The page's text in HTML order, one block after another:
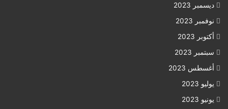
ديسمبر 2023
نوفمبر 2023
أكتوبر 2023
سبتمبر 2023
أغسطس 2023
يوليو 2023
يونيو 2023